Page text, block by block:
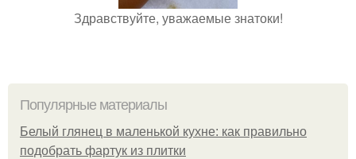
Здравствуйте, уважаемые знатоки!
Популярные материалы
Белый глянец в маленькой кухне: как правильно
подобрать фартук из плитки